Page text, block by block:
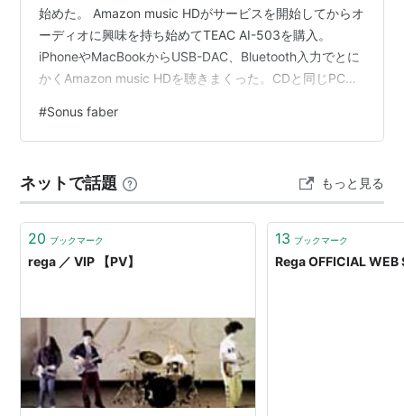
Million
アーティスト:rega
出版社/メーカー:colla disc
発売日:2009/04/08
始めた。 Amazon music HDがサービスを開始してからオ
ーディオに興味を持ち始めてTEAC AI-503を購入。
iPhoneやMacBookからUSB-DAC、Bluetooth入力でとに
かくAmazon music HDを聴きまくった。CDと同じPCM
ろう。あとは懐具合に合わせてスピーカーやアンプ、
DACをグレードアップしていくくらいだな。音楽に浸る
ドの売り上げが上回ったと言うニュースを読んだ。アメ
リカからの報道だったかな。私の…
#Sonus faber
ネットで話題 もっと見る
20 ブックマーク
rega ／ VIP 【PV】
13 ブックマーク
Rega OFFICIAL WEB